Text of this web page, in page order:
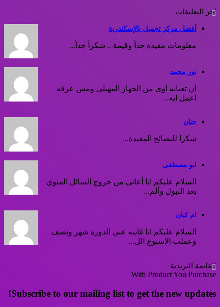
أخر التعليقات
أفضل مركز تجميل بالإسكندرية
معلومات مفيدة جداً وقيمة .. شكراً جداً...
نور محمد
ان تعبانه اوى من الجهاز المهبلى ومش عرفه
اعمل ايه...
حنان
شكرا للنصائح المفيدة...
ابو مصطفى
السلام عليكم انا أعاني من خروج السائل المنوي
بعد التبول وألم...
ام كيان
السلام عليكم انا غايبه عني الدوره شهر ونصف
وعملت الاسبوع الل...
القائمة البريدية
With Product You Purchase
Subscribe to our mailing list to get the new updates!